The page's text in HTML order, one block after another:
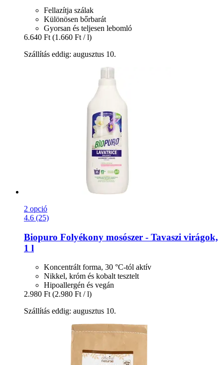
Fellazítja szálak
Különösen bőrbarát
Gyorsan és teljesen lebomló
6.640 Ft (1.660 Ft / l)
Szállítás eddig: augusztus 10.
2 opció
4.6 (25)
Biopuro Folyékony mosószer -​ Tavaszi virágok,
1 l
Koncentrált forma, 30 °C-tól aktív
Nikkel, króm és kobalt tesztelt
Hipoallergén és vegán
2.980 Ft (2.980 Ft / l)
Szállítás eddig: augusztus 10.